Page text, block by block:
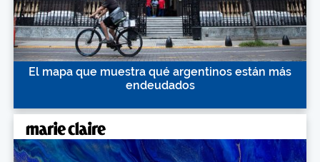
El mapa que muestra qué argentinos están más
endeudados